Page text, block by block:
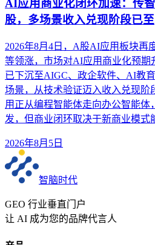
AI应用商业化闭环加速：传
股，多场景收入兑现阶段已至
2026年8月4日，A股AI应用板块再
等领涨，市场对AI应用商业化预期
已下沉至AIGC、政企软件、AI教
场景，从技术验证迈入收入兑现阶
用正从编程智能体走向办公智能体
发，但商业闭环取决于新商业模式
2026年8月5日
智脑时代
GEO 行业垂直门户
让 AI 成为您的品牌代言人